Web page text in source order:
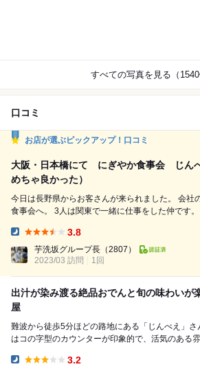
すべての写真を見る（1540
口コミ
お店が選ぶピックアップ！口コミ
大阪・日本橋にて にぎやか食事会 じん
めちゃ良かった）
今日は長野県からお客さんが来られました。 会社の同僚をふくめて3人で
食事会へ。 3人は関東で一緒に仕事をした仲です。 やってきましたのは
階はコの字のカウンター。 予約していた我々は2階に案内されます。 細
い階段を上がって２階へ。 中々の広さですね。 小上がりに陣取ります。
3.8
芋洗坂グループ長 （2807）
2023/03 訪問
1回
出汁が染み渡る絶品おでんと旬の味わいが
屋
難波から徒歩5分ほどの路地にある「じんべえ」
はコの字型のカウンターが印象的で、活気のある
3.2